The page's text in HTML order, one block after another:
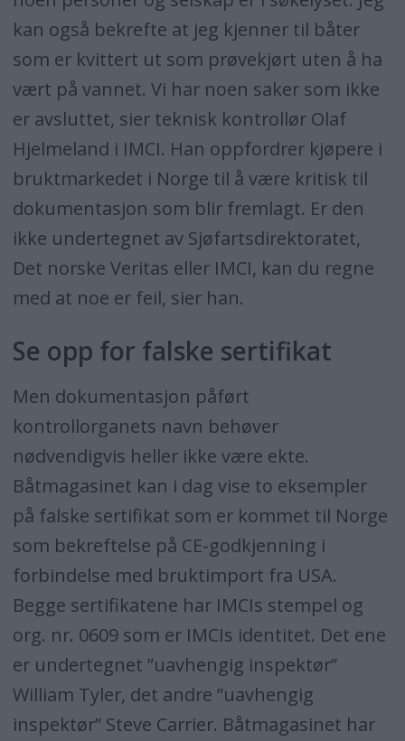
kan også bekrefte at jeg kjenner til båter
som er kvittert ut som prøvekjørt uten å ha
vært på vannet. Vi har noen saker som ikke
er avsluttet, sier teknisk kontrollør Olaf
Hjelmeland i IMCI. Han oppfordrer kjøpere i
bruktmarkedet i Norge til å være kritisk til
dokumentasjon som blir fremlagt. Er den
ikke undertegnet av Sjøfartsdirektoratet,
Det norske Veritas eller IMCI, kan du regne
med at noe er feil, sier han.
Se opp for falske sertifikat
Men dokumentasjon påført
kontrollorganets navn behøver
nødvendigvis heller ikke være ekte.
Båtmagasinet kan i dag vise to eksempler
på falske sertifikat som er kommet til Norge
som bekreftelse på CE-godkjenning i
forbindelse med bruktimport fra USA.
Begge sertifikatene har IMCIs stempel og
org. nr. 0609 som er IMCIs identitet. Det ene
er undertegnet ”uavhengig inspektør”
William Tyler, det andre ”uavhengig
inspektør” Steve Carrier. Båtmagasinet har